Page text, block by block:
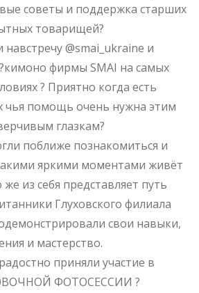
советы и поддержка старших
товарищей?
@smai_ukraine и
?кимоно фирмы SMAI на самых
? Приятно когда есть
чья помощь очень нужна этим
глазкам?
поближе познакомиться и
яркими моментами живёт
из себя представляет путь
Глуховского филиала
свои навыки,
и мастерство.
приняли участие в
ФОТОСЕССИИ ?